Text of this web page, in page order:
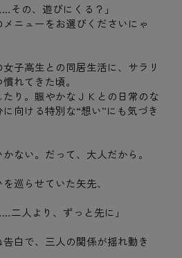
その、遊びにくる？」
メニューをお選びくださいにゃ
子高生との同居生活に、サラリ
れてきた頃。
り。賑やかなＪＫとの日常のな
向ける特別な“想い”にも気づき
ない。だって、大人だから。
巡らせていた矢先、
二人より、ずっと先に」
白で、三人の関係が揺れ動き